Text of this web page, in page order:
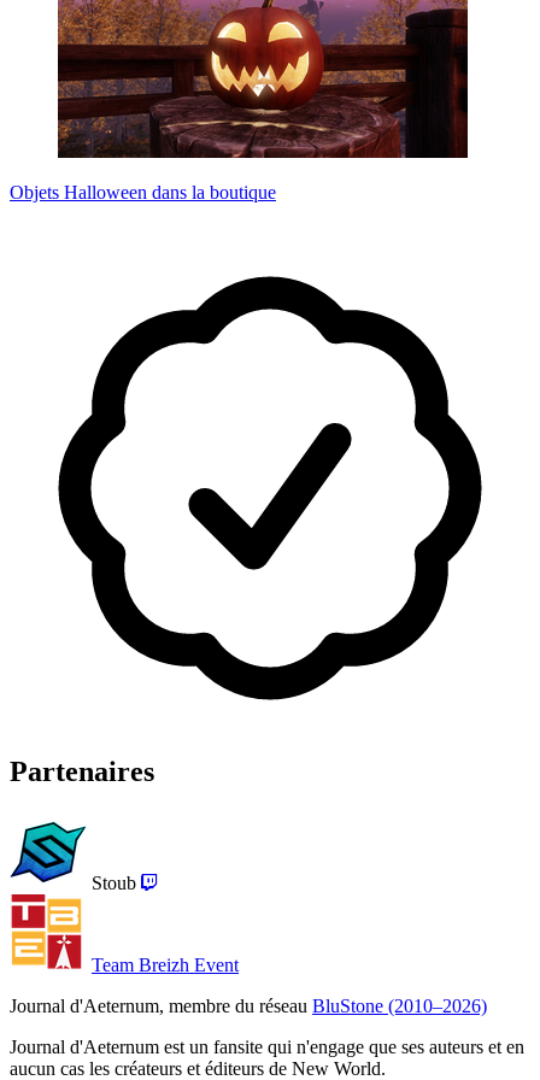
Objets Halloween dans la boutique
Partenaires
Stoub
Team Breizh Event
Journal d'Aeternum, membre du réseau BluStone (2010–2026)
Journal d'Aeternum est un fansite qui n'engage que ses auteurs et en
aucun cas les créateurs et éditeurs de New World.